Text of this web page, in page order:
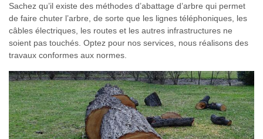
Sachez qu’il existe des méthodes d’abattage d’arbre qui permet
de faire chuter l’arbre, de sorte que les lignes téléphoniques, les
câbles électriques, les routes et les autres infrastructures ne
soient pas touchés. Optez pour nos services, nous réalisons des
travaux conformes aux normes.